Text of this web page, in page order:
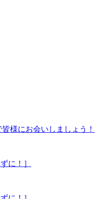
様にお会いしましょう！
に！］